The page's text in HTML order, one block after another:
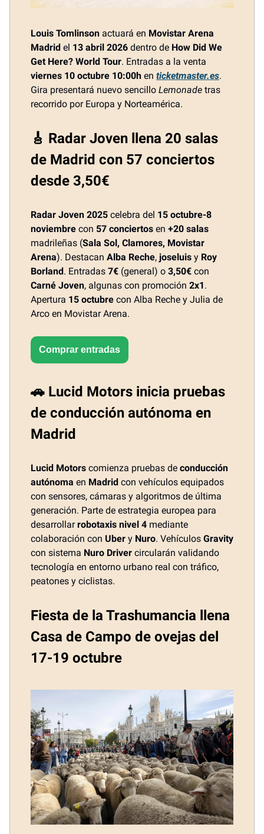
Louis Tomlinson actuará en Movistar Arena
Madrid el 13 abril 2026 dentro de How Did We
Get Here? World Tour. Entradas a la venta
viernes 10 octubre 10:00h en ticketmaster.es.
Gira presentará nuevo sencillo Lemonade tras
recorrido por Europa y Norteamérica.
🎸 Radar Joven llena 20 salas
de Madrid con 57 conciertos
desde 3,50€
Radar Joven 2025 celebra del 15 octubre-8
noviembre con 57 conciertos en +20 salas
madrileñas (Sala Sol, Clamores, Movistar
Arena). Destacan Alba Reche, joseluis y Roy
Borland. Entradas 7€ (general) o 3,50€ con
Carné Joven, algunas con promoción 2x1.
Apertura 15 octubre con Alba Reche y Julia de
Arco en Movistar Arena.
Comprar entradas
🚗 Lucid Motors inicia pruebas
de conducción autónoma en
Madrid
Lucid Motors comienza pruebas de conducción
autónoma en Madrid con vehículos equipados
con sensores, cámaras y algoritmos de última
generación. Parte de estrategia europea para
desarrollarrobotaxis nivel 4 mediante
colaboración con Uber y Nuro. Vehículos Gravity
con sistema Nuro Driver circularán validando
tecnología en entorno urbano real con tráfico,
peatones y ciclistas.
Fiesta de la Trashumancia llena
Casa de Campo de ovejas del
17-19 octubre